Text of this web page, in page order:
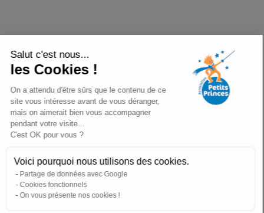
Salut c'est nous...
les Cookies !
On a attendu d'être sûrs que le contenu de ce
site vous intéresse avant de vous déranger,
mais on aimerait bien vous accompagner
pendant votre visite...
C'est OK pour vous ?
Voici pourquoi nous utilisons des cookies.
Partage de données avec Google
Cookies fonctionnels
On vous présente nos cookies !